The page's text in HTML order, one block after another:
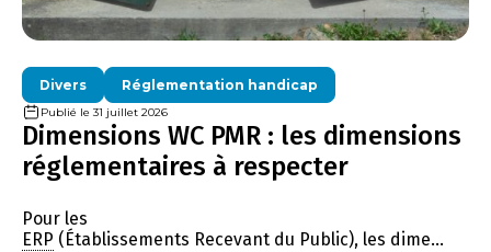
Divers Réglementation handicap
Publié le 31 juillet 2026
Dimensions WC PMR : les dimensions
réglementaires à respecter
Pour les
ERP (Établissements Recevant du Public), les dime...